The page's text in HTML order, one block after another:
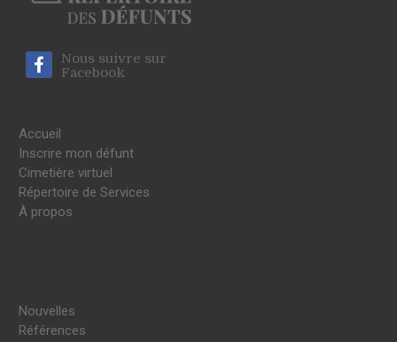
Nous suivre sur
Facebook
Accueil
Inscrire mon défunt
Cimetière virtuel
Répertoire de Services
À propos
Nouvelles
Références